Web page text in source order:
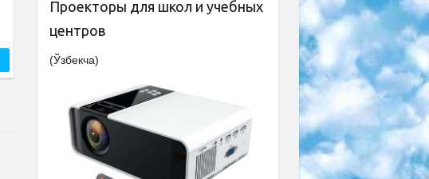
Проекторы для школ и учебных
центров
(Ўзбекча)